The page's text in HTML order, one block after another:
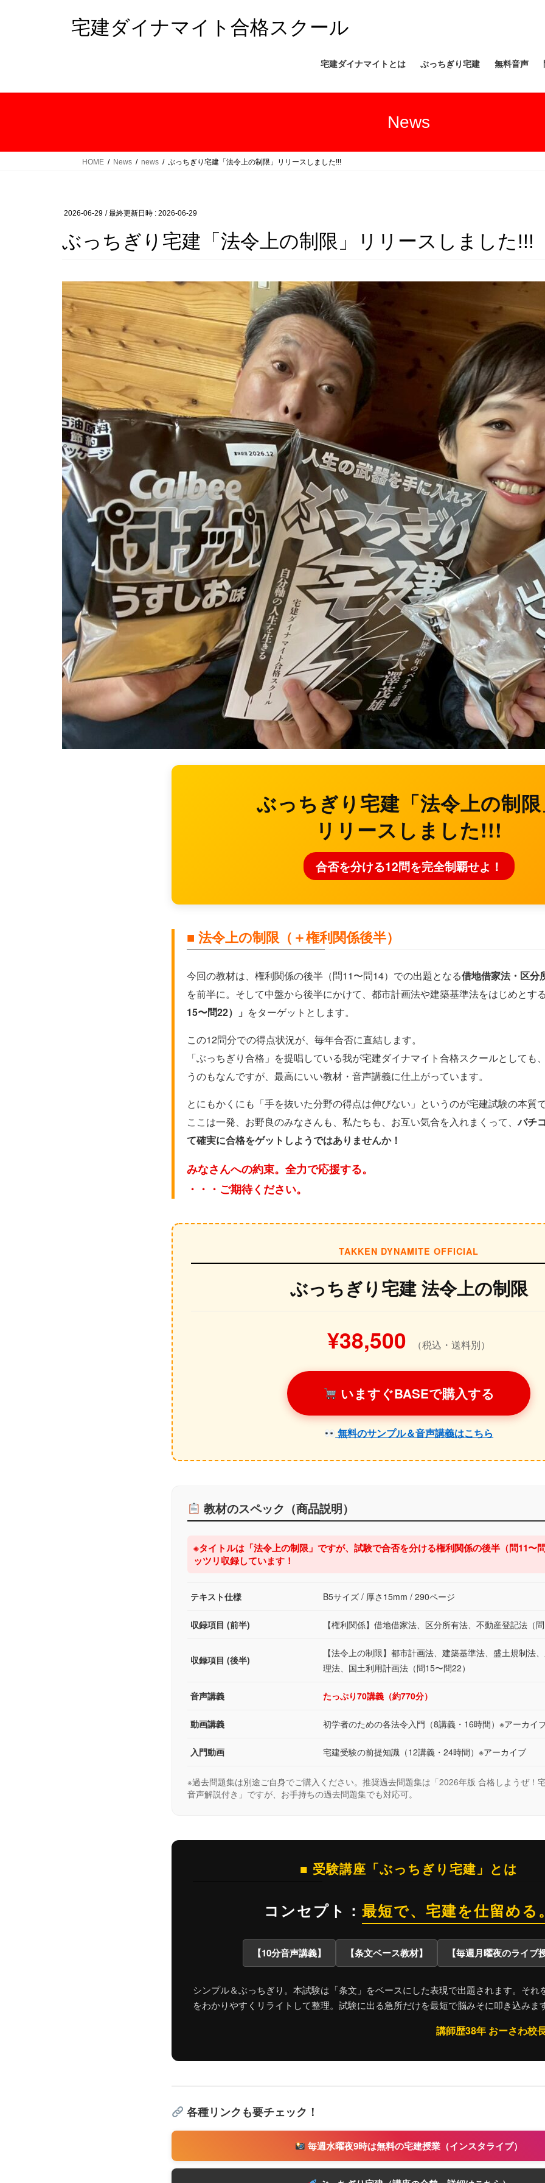
ス
ン
宅建ダイナマイト合格スクール
宅建ダイナマイトとは ぶっちぎり宅建 無料音声
News
HOME News news ぶっちぎり宅建「法令上の制限」リリースしました!!!
2026-06-29 / 最終更新日時 : 2026-06-29
ぶっちぎり宅建「法令上の制限」リリースしました!!!
ぶっちぎり宅建「法令上の制
リリースしました!!!
合否を分ける12問を完全制覇せよ！
■ 法令上の制限（＋権利関係後半）
今回の教材は、権利関係の後半（問11〜問14）での出題となる借地借家法・区分
を前半に。そして中盤から後半にかけて、都市計画法や建築基準法をはじめとす
15〜問22）」 をターゲットとします。
この12問分での得点状況が、毎年合否に直結します。
「ぶっちぎり合格」を提唱している我が宅建ダイナマイト合格スクールとしても
うのもなんですが、最高にいい教材・音声講義に仕上がっています。
とにもかくにも「手を抜いた分野の得点は伸びない」というのが宅建試験の本質
ここは一発、お野良のみなさんも、私たちも、お互い気合を入れまくって、バチ
て確実に合格をゲットしようではありませんか！
みなさんへの約束。全力で応援する。
・・・ご期待ください。
TAKKEN DYNAMITE OFFICIAL
ぶっちぎり宅建 法令上の制限
¥38,500 （税込・送料別）
いますぐBASEで購入する
無料のサンプル＆音声講義はこちら
教材のスペック（商品説明）
※タイトルは「法令上の制限」ですが、試験で合否を分ける権利関係の後半（問11〜
ッツリ収録しています！
テキスト仕様 B5サイズ / 厚さ15mm / 290ページ
収録項目 (前半) 【権利関係】借地借家法、区分所有法、不動産登記法（
収録項目 (後半)
【法令上の制限】都市計画法、建築基準法、盛土規制法
理法、国土利用計画法（問15〜問22）
音声講義 たっぷり70講義（約770分）
動画講義 初学者のための各法令入門（8講義・16時間）※アーカイ
入門動画 宅建受験の前提知識（12講義・24時間）※アーカイブ
※過去問題集は別途ご自身でご購入ください。推奨過去問題集は「2026年版 合格しようぜ！
音声解説付き」ですが、お手持ちの過去問題集でも対応可。
■ 受験講座「ぶっちぎり宅建」とは
コンセプト： 最短で、宅建を仕留める
【10分音声講義】 【条文ベース教材】 【毎週月曜夜のライブ
シンプル＆ぶっちぎり。本試験は「条文」をベースにした表現で出題されます。それ
をわかりやすくリライトして整理。試験に出る急所だけを最短で脳みそに叩き込みま
講師歴38年 おーさわ校
各種リンクも要チェック！
毎週水曜夜9時は無料の宅建授業（インスタライブ）